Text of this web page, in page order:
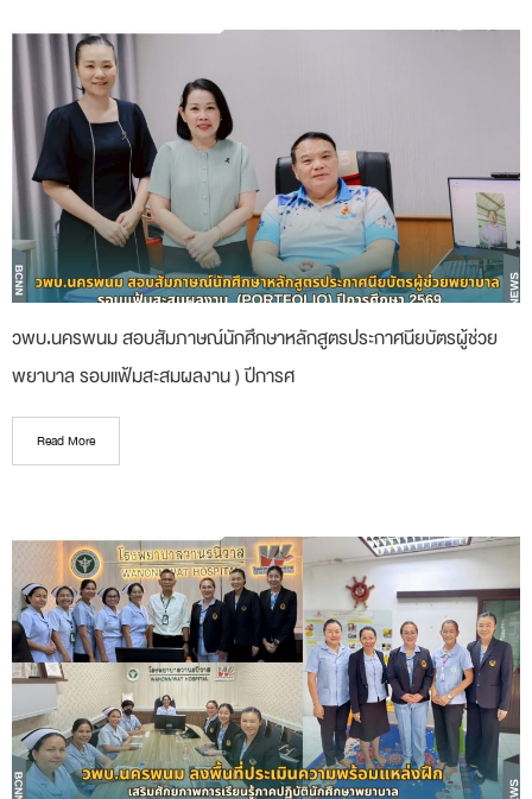
วพบ.นครพนม สอบสัมภาษณ์นักศึกษาหลักสูตรประกาศนียบัตรผู้ช่วย
พยาบาล รอบแฟ้มสะสมผลงาน ) ปีการศ
Read More